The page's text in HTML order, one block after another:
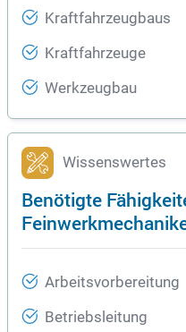
Kraftfahrzeugbaus
Kraftfahrzeuge
Werkzeugbau
Wissenswertes
Benötigte
Arbeitsvorbereitung
Betriebsleitung